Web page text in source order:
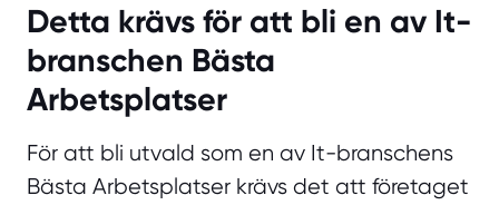
Detta krävs för att bli en av It-
branschen Bästa
Arbetsplatser
För att bli utvald som en av It-branschens
Bästa Arbetsplatser krävs det att företaget